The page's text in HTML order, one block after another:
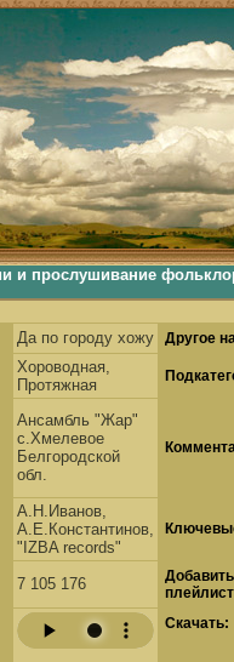
Скачать Поиск музыки, поиск фольклора, искать песни, как пели
прослушивание
Да по городу хожу Другое
Хороводная,
Протяжная
Ансамбль "Жар"
с.Хмелевое
Белгородской
обл.
А.Н.Иванов,
А.Е.Константинов,
"IZBA records"
7 105 176
Скачать: